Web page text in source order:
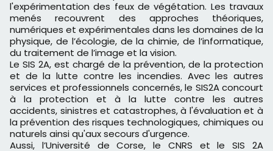
l'expérimentation des feux de végétation. Les travaux
menés recouvrent des approches théoriques,
numériques et expérimentales dans les domaines de la
physique, de l’écologie, de la chimie, de l’informatique,
du traitement de l’image et la vision.
Le SIS 2A, est chargé de la prévention, de la protection
et de la lutte contre les incendies. Avec les autres
services et professionnels concernés, le SIS2A concourt
à la protection et à la lutte contre les autres
accidents, sinistres et catastrophes, à l'évaluation et à
la prévention des risques technologiques, chimiques ou
naturels ainsi qu'aux secours d'urgence.
Aussi, l’Université de Corse, le CNRS et le SIS 2A